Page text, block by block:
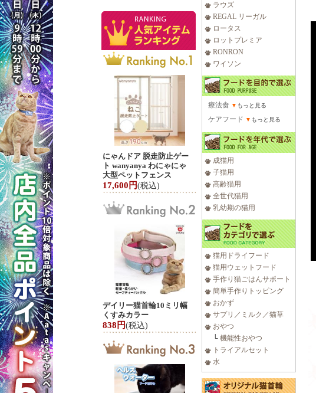
にゃんドア 脱走防止ゲー
ト wanyanya わにゃにゃ
大型ペットフェンス
17,600円(税込)
デイリー猫首輪10ミリ幅
くすみカラー
838円(税込)
ラウズ
REGAL リーガル
ロータス
ロットプレミア
RONRON
ワイソン
療法食 ▼ もっと見る
ケアフード ▼ もっと見る
成猫用
子猫用
高齢猫用
全世代猫用
乳幼期の猫用
猫用ドライフード
猫用ウェットフード
手作り猫ごはんサポート
簡単手作りトッピング
おかず
サプリ／ミルク／猫草
おやつ
└ 機能性おやつ
トライアルセット
水